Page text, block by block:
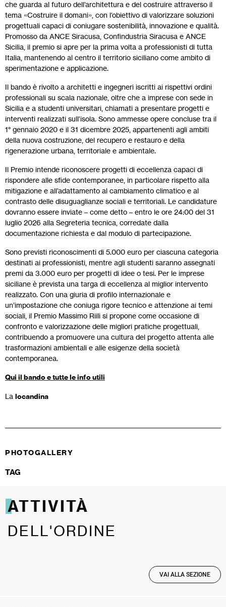
che guarda al futuro dell’architettura e del costruire attraverso il
tema «Costruire il domani», con l’obiettivo di valorizzare soluzioni
progettuali capaci di coniugare sostenibilità, innovazione e qualità.
Promosso da ANCE Siracusa, Confindustria Siracusa e ANCE
Sicilia, il premio si apre per la prima volta a professionisti di tutta
Italia, mantenendo al centro il territorio siciliano come ambito di
sperimentazione e applicazione.
Il bando è rivolto a architetti e ingegneri iscritti ai rispettivi ordini
professionali su scala nazionale, oltre che a imprese con sede in
Sicilia e a studenti universitari, chiamati a presentare progetti e
interventi realizzati sull’isola. Sono ammesse opere concluse tra il
1° gennaio 2020 e il 31 dicembre 2025, appartenenti agli ambiti
della nuova costruzione, del recupero e restauro e della
rigenerazione urbana, territoriale e ambientale.
Il Premio intende riconoscere progetti di eccellenza capaci di
rispondere alle sfide contemporanee, in particolare rispetto alla
mitigazione e all’adattamento al cambiamento climatico e al
contrasto delle disuguaglianze sociali e territoriali. Le candidature
dovranno essere inviate – come detto – entro le ore 24:00 del 31
luglio 2026 alla Segreteria tecnica, corredate dalla
documentazione richiesta e dal modulo di partecipazione.
Sono previsti riconoscimenti di 5.000 euro per ciascuna categoria
destinati ai professionisti, mentre agli studenti saranno assegnati
premi da 3.000 euro per progetti di idee o tesi. Per le imprese
siciliane è prevista una targa di eccellenza al miglior intervento
realizzato. Con una giuria di profilo internazionale e
un’impostazione che coniuga rigore tecnico e attenzione ai temi
sociali, il Premio Massimo Riili si propone come occasione di
confronto e valorizzazione delle migliori pratiche progettuali,
contribuendo a promuovere una cultura del progetto attenta alle
trasformazioni ambientali e alle esigenze della società
contemporanea.
Qui il bando e tutte le info utili
La locandina
PHOTOGALLERY
TAG
ATTIVITÀ
DELL'ORDINE
VAI ALLA SEZIONE